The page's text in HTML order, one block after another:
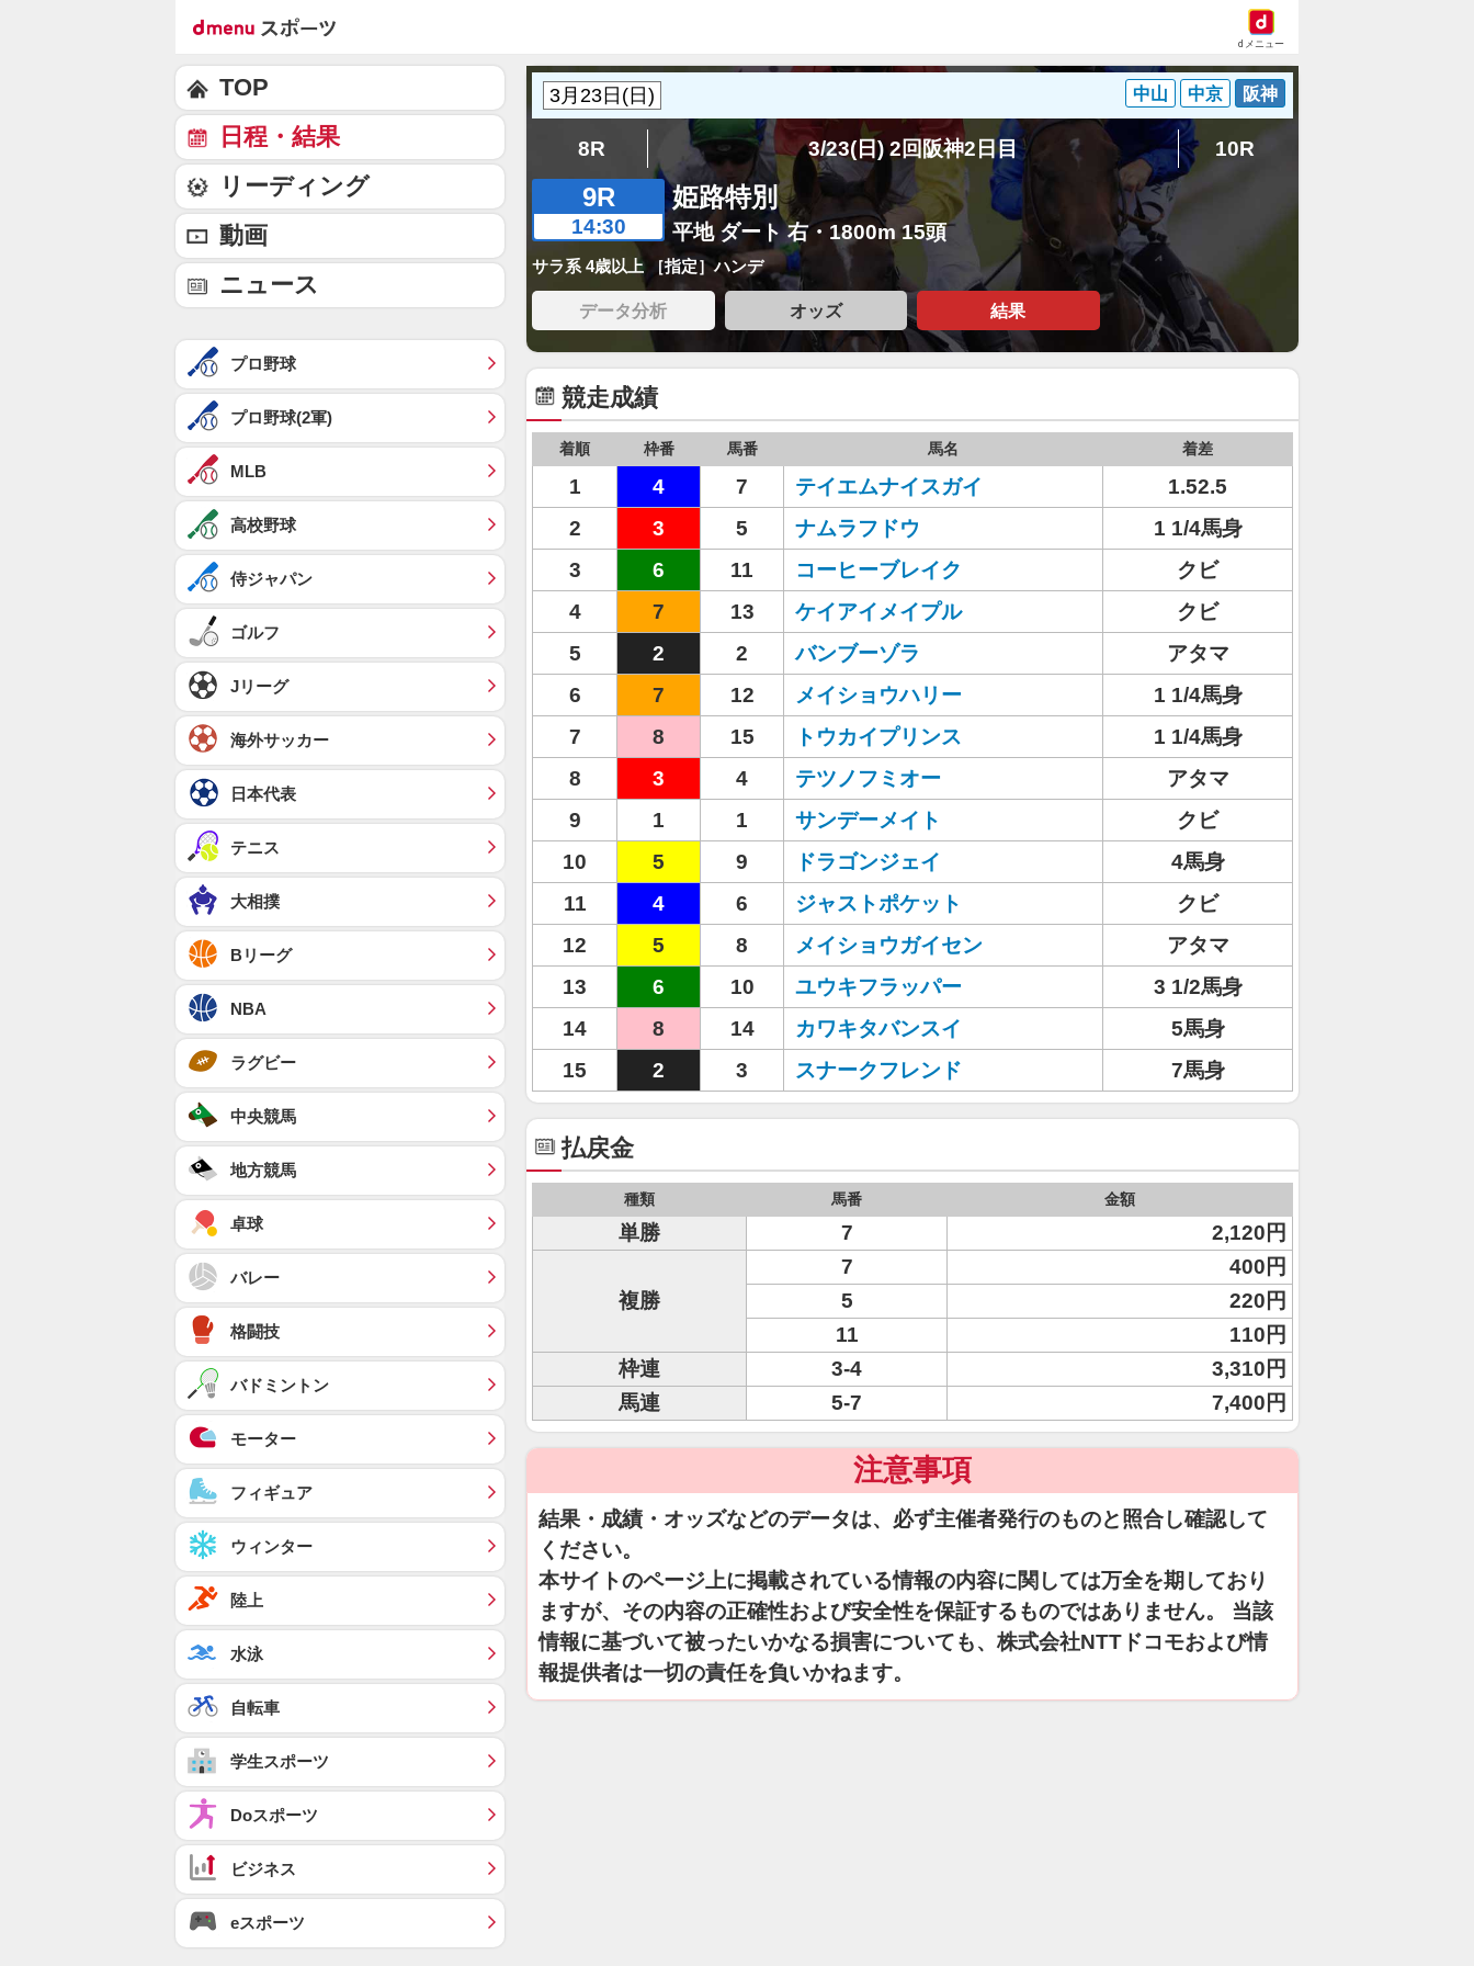
dメニュー
中山 中京 阪神
8R 3/23(日) 2回阪神2日目 10R
9R
14:30
姫路特別
平地 ダート 右・1800m 15頭
サラ系 4歳以上 ［指定］ハンデ
データ分析 オッズ 結果
競走成績
着順 枠番 馬番 馬名 着差
1 4 7 テイエムナイスガイ
1.52.5
2
3 5 ナムラフドウ
1 1/4馬身
3
6 11 コーヒーブレイク
クビ
4
7 13 ケイアイメイプル
クビ
5
2 2 バンブーゾラ
アタマ
6
7 12 メイショウハリー
1 1/4馬身
7
8 15 トウカイプリンス
1 1/4馬身
8
3 4 テツノフミオー
アタマ
9
1 1 サンデーメイト
クビ
10
5 9 ドラゴンジェイ
4馬身
11
4 6 ジャストポケット
クビ
12
5 8 メイショウガイセン
アタマ
13
6 10 ユウキフラッパー
3 1/2馬身
14
8 14 カワキタバンスイ
5馬身
15
2 3 スナークフレンド 7馬身
払戻金
種類 馬番 金額
単勝 7 2,120円
複勝
7
400円
5
220円
11
110円
枠連
3-4
3,310円
馬連
5-7 7,400円
注意事項
結果・成績・オッズなどのデータは、必ず主催者発行のものと照合し確認して
ください。
本サイトのページ上に掲載されている情報の内容に関しては万全を期しており
ますが、その内容の正確性および安全性を保証するものではありません。 当該
情報に基づいて被ったいかなる損害についても、株式会社NTTドコモおよび情
報提供者は一切の責任を負いかねます。
TOP
日程・結果
リーディング
動画
ニュース
プロ野球
プロ野球(2軍)
MLB
高校野球
侍ジャパン
ゴルフ
Jリーグ
海外サッカー
日本代表
テニス
大相撲
Bリーグ
NBA
ラグビー
中央競馬
地方競馬
卓球
バレー
格闘技
バドミントン
モーター
フィギュア
ウィンター
陸上
水泳
自転車
学生スポーツ
Doスポーツ
ビジネス
eスポーツ